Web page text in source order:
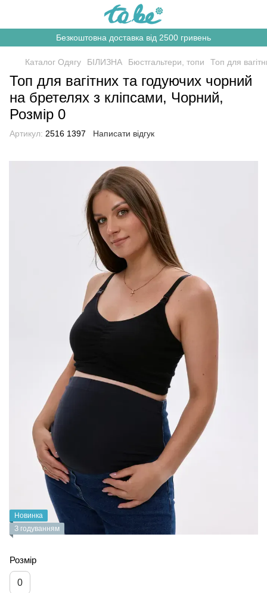
Безкоштовна доставка від 2500 гривень
Каталог Одягу БІЛИЗНА Бюстгальтери, топи Топ для
Топ для вагітних та годуючих чорний
на бретелях з кліпсами, Чорний,
Розмір 0
Артикул: 2516 1397 Написати відгук
Новинка
З годуванням
Розмір
0